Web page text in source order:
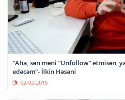
“Aha, sən məni “Unfollow” etmisən,
edəcəm”- İlkin Həsəni
02-02-2015